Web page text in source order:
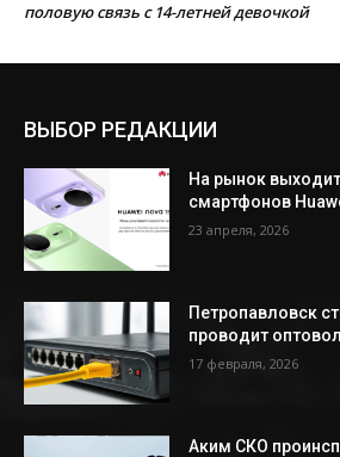
половую связь с 14-летней девочкой
ВЫБОР РЕДАКЦИИ
На рынок
смартфонов
23 апреля, 2026
Петропавловск
проводит
17 февраля, 2026
Аким СКО